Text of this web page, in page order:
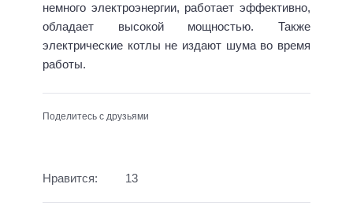
немного электроэнергии, работает эффективно,
обладает высокой мощностью. Также
электрические котлы не издают шума во время
работы.
Поделитесь с друзьями
Нравится: 13